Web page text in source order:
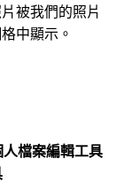
被我們的照片
中顯示。
檔案編輯工具